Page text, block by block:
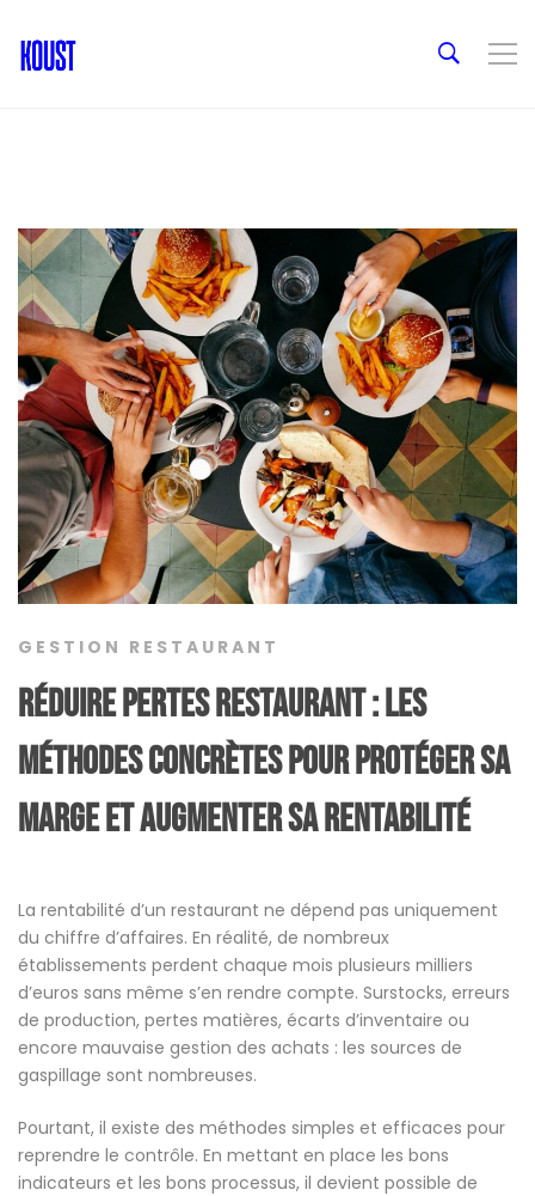
GESTION RESTAURANT
Réduire pertes restaurant : les
méthodes concrètes pour protéger sa
marge et augmenter sa rentabilité
La rentabilité d’un restaurant ne dépend pas uniquement
du chiffre d’affaires. En réalité, de nombreux
établissements perdent chaque mois plusieurs milliers
d’euros sans même s’en rendre compte. Surstocks, erreurs
de production, pertes matières, écarts d’inventaire ou
encore mauvaise gestion des achats : les sources de
gaspillage sont nombreuses.
Pourtant, il existe des méthodes simples et efficaces pour
reprendre le contrôle. En mettant en place les bons
indicateurs et les bons processus, il devient possible de